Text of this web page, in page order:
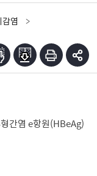
염
간염 e항원(HBeAg)